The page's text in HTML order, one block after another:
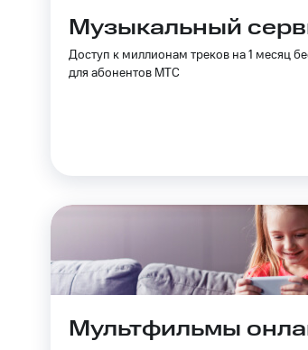
Музыкальный
Доступ к миллионам треков на 1 месяц
для абонентов МТС
Мультфильмы